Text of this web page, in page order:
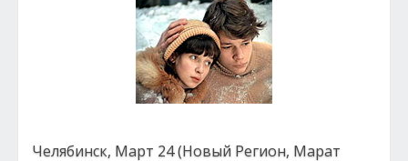
Челябинск, Март 24 (Новый Регион, Марат